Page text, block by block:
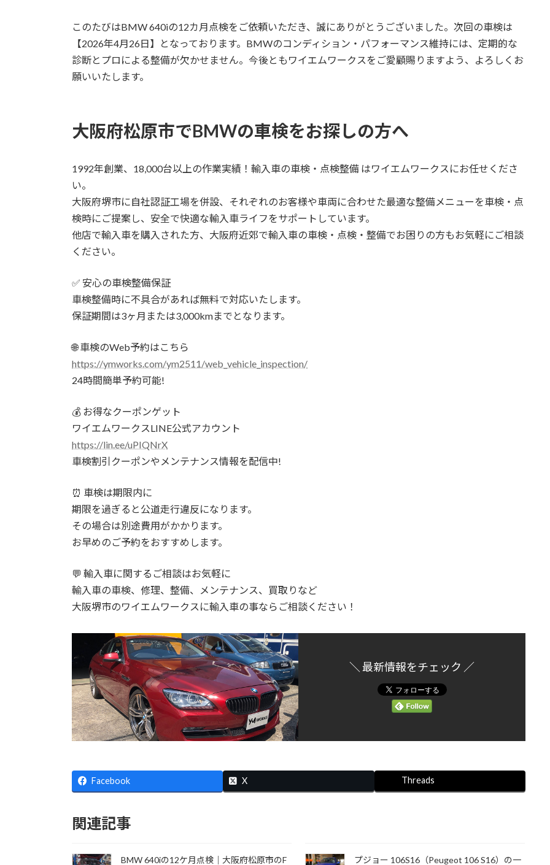
このたびはBMW 640iの12カ月点検をご依頼いただき、誠にありがとうございました。次回の車検は
【2026年4月26日】となっております。BMWのコンディション・パフォーマンス維持には、定期的な
診断とプロによる整備が欠かせません。今後ともワイエムワークスをご愛顧賜りますよう、よろしくお
願いいたします。
大阪府松原市でBMWの車検をお探しの方へ
1992年創業、18,000台以上の作業実績！輸入車の車検・点検整備 はワイエムワークスにお任せくださ
い。
大阪府堺市に自社認証工場を併設、それぞれのお客様や車両に合わせた最適な整備メニューを車検・点
検時にご提案し、安全で快適な輸入車ライフをサポートしています。
他店で輸入車を購入された方、大阪府近郊で輸入車の車検・点検・整備でお困りの方もお気軽にご相談
ください。
✅ 安心の車検整備保証
車検整備時に不具合があれば無料で対応いたします。
保証期間は3ヶ月または3,000kmまでとなります。
🌐 車検のWeb予約はこちら
https://ymworks.com/ym2511/web_vehicle_inspection/
24時間簡単予約可能!
💰 お得なクーポンゲット
ワイエムワークスLINE公式アカウント
https://lin.ee/uPIQNrX
車検割引クーポンやメンテナンス情報を配信中!
⏰ 車検は期限内に
期限を過ぎると公道走行違反になります。
その場合は別途費用がかかります。
お早めのご予約をおすすめします。
💬 輸入車に関するご相談はお気軽に
輸入車の車検、修理、整備、メンテナンス、買取りなど
大阪堺市のワイエムワークスに輸入車の事ならご相談ください！
＼ 最新情報をチェック ／
Facebook X Threads
関連記事
BMW 640iの12ケ月点検｜大阪府松原市のF プジョー 106S16（Peugeot 106 S16）の一